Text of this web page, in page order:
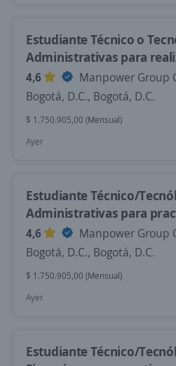
Estudiante Técnico o
Administrativas para
4,6
Manpower Group
Bogotá, D.C., Bogotá, D.C.
$ 1.750.905,00 (Mensual)
Ayer
Estudiante Técnico/
Administrativas para
4,6
Manpower Group
Bogotá, D.C., Bogotá, D.C.
$ 1.750.905,00 (Mensual)
Ayer
Estudiante Técnico/